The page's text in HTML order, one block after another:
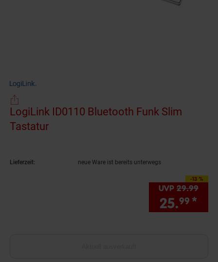
LogiLink ID0110 Bluetooth Funk Slim
Tastatur
Lieferzeit: neue Ware ist bereits unterwegs
-13 %
Sie Sparen 13
UVP 29.99
25.99 *